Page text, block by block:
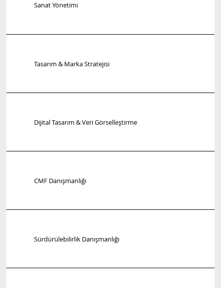
Sanat Yönetimi
Tasarım & Marka Stratejisi
Dijital Tasarım & Veri Görselleştirme
CMF Danışmanlığı
Sürdürülebilirlik Danışmanlığı